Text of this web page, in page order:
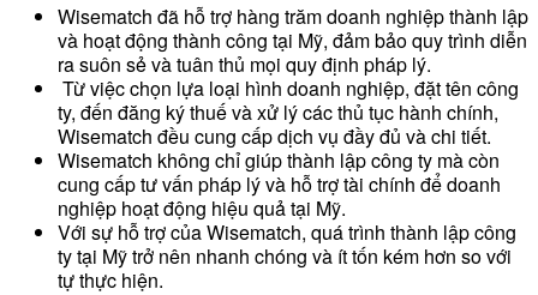
Wisematch đã hỗ trợ hàng trăm doanh nghiệp thành lập
và hoạt động thành công tại Mỹ, đảm bảo quy trình diễn
ra suôn sẻ và tuân thủ mọi quy định pháp lý.
Từ việc chọn lựa loại hình doanh nghiệp, đặt tên công
ty, đến đăng ký thuế và xử lý các thủ tục hành chính,
Wisematch đều cung cấp dịch vụ đầy đủ và chi tiết.
Wisematch không chỉ giúp thành lập công ty mà còn
cung cấp tư vấn pháp lý và hỗ trợ tài chính để doanh
nghiệp hoạt động hiệu quả tại Mỹ.
Với sự hỗ trợ của Wisematch, quá trình thành lập công
ty tại Mỹ trở nên nhanh chóng và ít tốn kém hơn so với
tự thực hiện.